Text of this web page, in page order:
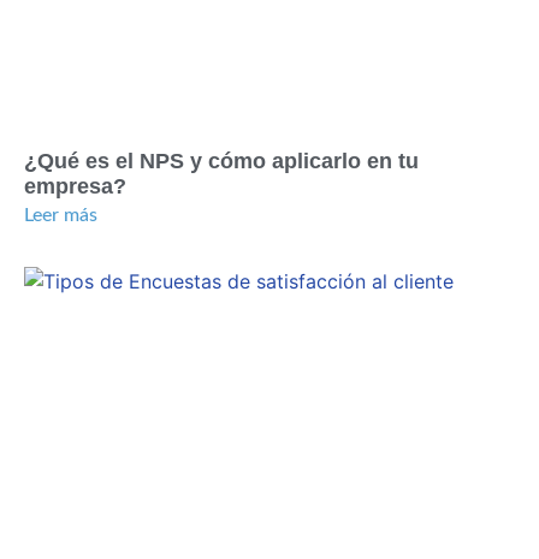
¿Qué es el NPS y cómo aplicarlo en tu
empresa?
Leer más